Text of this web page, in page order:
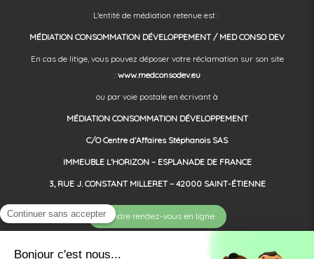
L'entité de médiation retenue est :
MÉDIATION CONSOMMATION DÉVELOPPEMENT / MED CONSO DEV
En cas de litige, vous pouvez déposer votre réclamation sur son site
: www.medconsodev.eu
ou par voie postale en écrivant à
MÉDIATION CONSOMMATION DÉVELOPPEMENT
C/O Centre d’Affaires Stéphanois SAS
IMMEUBLE L’HORIZON – ESPLANADE DE FRANCE
3, RUE J. CONSTANT MILLERET – 42000 SAINT-ÉTIENNE
Prendre rendez-vous en ligne